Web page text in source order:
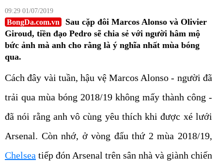
09:29 01/07/2019
BongDa.com.vn
Sau cặp đôi Marcos Alonso và Olivier
Giroud, tiền đạo Pedro sẽ chia sẻ với người hâm mộ
bức ảnh mà anh cho rằng là ý nghĩa nhất mùa bóng
qua.
Cách đây vài tuần, hậu vệ Marcos Alonso - người đã
trải qua mùa bóng 2018/19 không mấy thành công -
đã nói rằng anh vô cùng yêu thích khi được xé lưới
Arsenal. Còn nhớ, ở vòng đấu thứ 2 mùa 2018/19,
Chelsea tiếp đón Arsenal trên sân nhà và giành chiến